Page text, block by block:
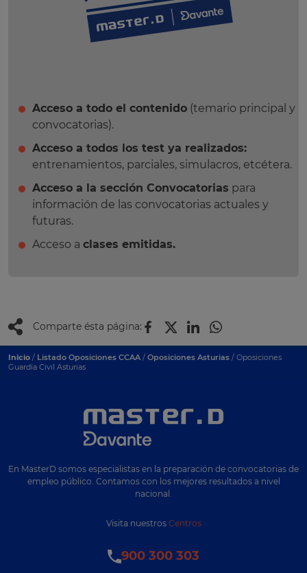
Acceso a todo el contenido (temario principal y
convocatorias).
Acceso a todos los test ya realizados:
entrenamientos, parciales, simulacros, etcétera.
Acceso a la sección Convocatorias para
información de las convocatorias actuales y
futuras.
Acceso a clases emitidas.
Comparte ésta página:
Inicio / Listado Oposiciones CCAA / Oposiciones Asturias / Oposiciones
Guardia Civil Asturias
En MasterD somos especialistas en la preparación de convocatorias de
empleo público. Contamos con los mejores resultados a nivel
nacional.
Visita nuestros Centros
900 300 303